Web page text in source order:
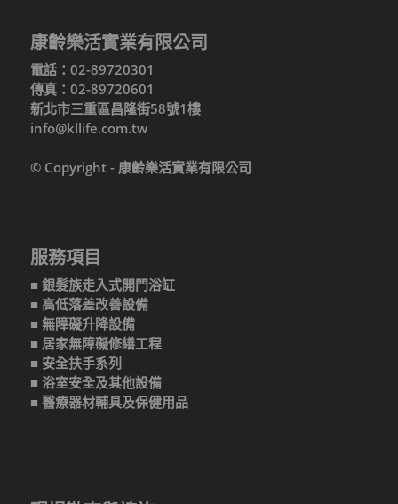
康齡樂活實業有限公司
電話：02-89720301
傳真：02-89720601
新北市三重區昌隆街58號1樓
info@kllife.com.tw
© Copyright - 康齡樂活實業有限公司
服務項目
■ 銀髮族走入式開門浴缸
■ 高低落差改善設備
■ 無障礙升降設備
■ 居家無障礙修繕工程
■ 安全扶手系列
■ 浴室安全及其他設備
■ 醫療器材輔具及保健用品